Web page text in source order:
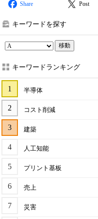
Share Post
キーワードを探す
移動
キーワードランキング
半導体
コスト削減
建築
人工知能
プリント基板
売上
災害